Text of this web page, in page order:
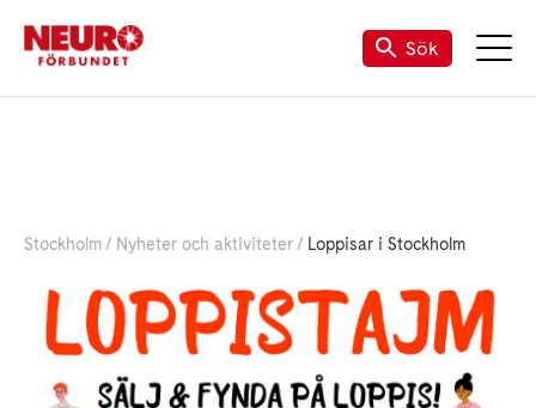
Sök
Stockholm Nyheter och aktiviteter Loppisar i Stockholm